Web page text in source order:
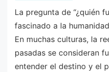
La pregunta de “¿quién
fascinado a la
En muchas culturas, la
pasadas se consideran
entender el destino y el